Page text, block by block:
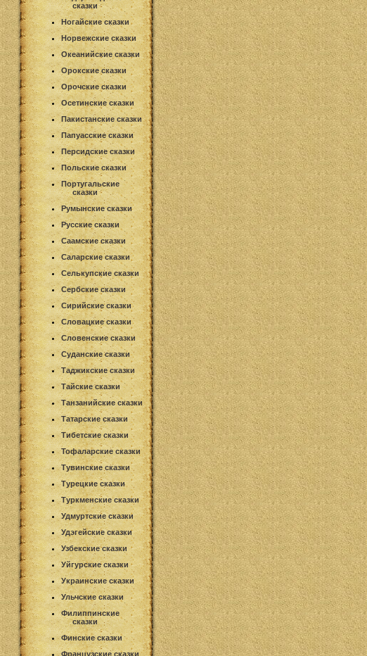
сказки
Ногайские сказки
Норвежские сказки
Океанийские сказки
Орокские сказки
Орочские сказки
Осетинские сказки
Пакистанские сказки
Папуасские сказки
Персидские сказки
Польские сказки
Португальские
сказки
Румынские сказки
Русские сказки
Саамские сказки
Саларские сказки
Селькупские сказки
Сербские сказки
Сирийские сказки
Словацкие сказки
Словенские сказки
Суданские сказки
Таджикские сказки
Тайские сказки
Танзанийские сказки
Татарские сказки
Тибетские сказки
Тофаларские сказки
Тувинские сказки
Турецкие сказки
Туркменские сказки
Удмуртские сказки
Удэгейские сказки
Узбекские сказки
Уйгурские сказки
Украинские сказки
Ульчские сказки
Филиппинские
сказки
Финские сказки
Французские сказки